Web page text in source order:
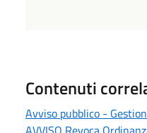
Contenuti
Avviso pubblico -